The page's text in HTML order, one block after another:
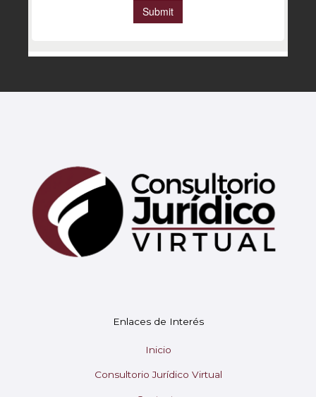
Enlaces de Interés
Inicio
Consultorio Jurídico Virtual
Soy Mary tu asistente virtual.